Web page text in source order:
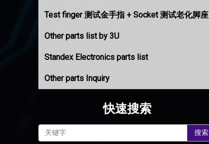
Test finger 测试金手指 + Socket 测试老化脚座
Other parts list by 3U
Standex Electronics parts list
Other parts Inquiry
快速搜索
搜索